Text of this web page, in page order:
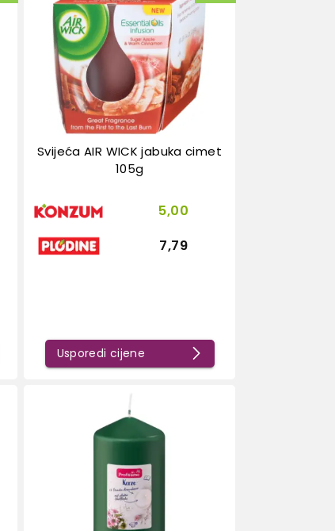
Svijeća AIR WICK jabuka cimet
105g
5,00
7,79
Usporedi cijene